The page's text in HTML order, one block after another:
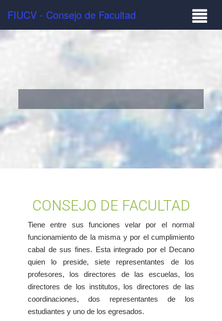
FIUCV - Consejo de Facultad
CONSEJO DE FACULTAD
Tiene entre sus funciones velar por el normal
funcionamiento de la misma y por el cumplimiento
cabal de sus fines. Esta integrado por el Decano
quien lo preside, siete representantes de los
profesores, los directores de las escuelas, los
directores de los institutos, los directores de las
coordinaciones, dos representantes de los
estudiantes y uno de los egresados.